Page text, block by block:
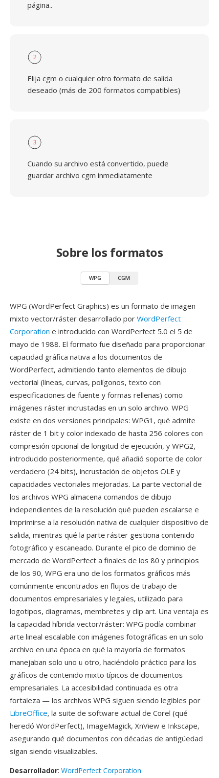
página..
2
Elija cgm o cualquier otro formato de salida
deseado (más de 200 formatos compatibles)
3
Cuando su archivo está convertido, puede
guardar archivo cgm inmediatamente
Sobre los formatos
WPG CGM
WPG (WordPerfect Graphics) es un formato de imagen
mixto vector/ráster desarrollado por WordPerfect
Corporation e introducido con WordPerfect 5.0 el 5 de
mayo de 1988. El formato fue diseñado para proporcionar
capacidad gráfica nativa a los documentos de
WordPerfect, admitiendo tanto elementos de dibujo
vectorial (líneas, curvas, polígonos, texto con
especificaciones de fuente y formas rellenas) como
imágenes ráster incrustadas en un solo archivo. WPG
existe en dos versiones principales: WPG1, qué admite
ráster de 1 bit y color indexado de hasta 256 colores con
compresión opcional de longitud de ejecución, y WPG2,
introducido posteriormente, qué añadió soporte de color
verdadero (24 bits), incrustación de objetos OLE y
capacidades vectoriales mejoradas. La parte vectorial de
los archivos WPG almacena comandos de dibujo
independientes de la resolución qué pueden escalarse e
imprimirse a la resolución nativa de cualquier dispositivo de
salida, mientras qué la parte ráster gestiona contenido
fotográfico y escaneado. Durante el pico de dominio de
mercado de WordPerfect a finales de los 80 y principios
de los 90, WPG era uno de los formatos gráficos más
comúnmente encontrados en flujos de trabajo de
documentos empresariales y legales, utilizado para
logotipos, diagramas, membretes y clip art. Una ventaja es
la capacidad híbrida vector/ráster: WPG podía combinar
arte lineal escalable con imágenes fotográficas en un solo
archivo en una época en qué la mayoría de formatos
manejaban solo uno u otro, haciéndolo práctico para los
gráficos de contenido mixto típicos de documentos
empresariales. La accesibilidad continuada es otra
fortaleza — los archivos WPG siguen siendo legibles por
LibreOffice, la suite de software actual de Corel (qué
heredó WordPerfect), ImageMagick, XnView e Inkscape,
asegurando qué documentos con décadas de antigüedad
sigan siendo visualizables.
Desarrollador: WordPerfect Corporation